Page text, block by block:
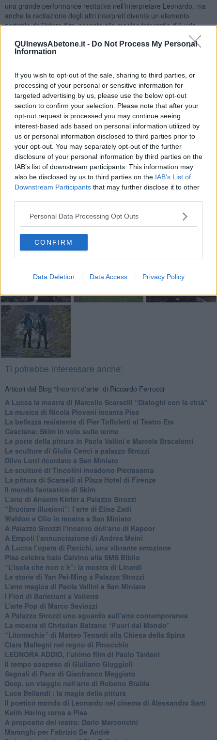
QUInewsAbetone.it - Do Not Process My Personal
Information
If you wish to opt-out of the sale, sharing to third parties, or
processing of your personal or sensitive information for
targeted advertising by us, please use the below opt-out
section to confirm your selection. Please note that after your
opt-out request is processed you may continue seeing
interest-based ads based on personal information utilized by
us or personal information disclosed to third parties prior to
your opt-out. You may separately opt-out of the further
disclosure of your personal information by third parties on the
IAB’s list of downstream participants. This information may
also be disclosed by us to third parties on the IAB’s List of
Downstream Participants that may further disclose it to other
Personal Data Processing Opt Outs
CONFIRM
Data Deletion Data Access Privacy Policy
una grande performance recitativa nell’interpretare Leonardo, ma
anche la recitazione degli altri interpreti diventa un elemento
portante dell’intero film, accanto alla magica fotografia di Lucio
Il film “Quel genio del mio amico”è una delle piacevoli sorprese
essendo un’opera che merita di essere vista da larghe fasce di
pubblico e soprattutto dai giovani che hanno l’opportunità di
incontrare uno dei miti della storia dell’arte in un ritratto piacevole e
divertente.
Riccardo Ferrucci
Se vuoi leggere le notizie principali della Toscana iscriviti alla
alle 20:00 direttamente nella tua casella di posta.
Basta cliccareQUI
Fotogallery
Ti potrebbe interessare anche:
Articoli dal Blog “Incontri d'arte” di Riccardo Ferrucci
A Lucca la mostra di Marcello Scarselli “Dialoghi con la città"
​La musica di Nicola Piovani incanta Pisa
​La bellezza resistente di Pier Toffoletti al Teatro Era
​Casciana: Skim in volo sulle terme
​Le porte della pittura in Paola Vallini e Marcela Bracalenti
​Le sculture di Giulia Cenci a palazzo Strozzi
​Dilvo Lotti ricordato a San Miniato
​Le sculture di Tincolini invadono Pietrasanta
La pittura di Scarselli al Plaza Hotel di Firenze
​Il mondo fantastico di Skim
​L’arte di Anselm Kiefer a Palazzo Strozzi
​“Bruciare illusioni”: l’arte di Elisa Zadi
​Waldon e Olio in mostra a San Miniato
​A Palazzo Strozzi l’incanto dell’arte di Kapoor
​A Empoli l’annunciazione di Andrea Meini
A Lucca l’opera di Panichi, una vibrante emozione
Pisa celebra Italo Calvino alla SMS Biblio
“L’isola che non c’è”: la mostra di Linardi
​Le storie di Yan Pei-Ming a Palazzo Strozzi
​L’arte magica di Paola Vallini a San Miniato
​I Fiori di Barlettani a Volterra
​L’arte Pop di Marco Saviozzi
​A Palazzo Strozzi uno sguardo sull’arte contemporanea
La mostra di Christian Balzano “Fuori dal Mondo”
​“Litomachie” di Matteo Tenardi alla Chiesa della Spina
​Clara Mallegni nel regno di Pinocchio
​LEONORA ADDIO, l’ultimo film di Paolo Taviani
Il tempo sospeso di Giuliano Giuggioli
Segnali di Pace di Gianfranco Meggiato
​Deep, un viaggio nell’arte di Roberto Braida
​Luca Bellandi : la magia della pittura
​Il poetico mondo di Leonardo nel cinema di Alessandro Sarti
​Keith Haring torna a Pisa
​A proposito del teatro: Dario Marconcini
Maranghi per Fabrizio De Andrè